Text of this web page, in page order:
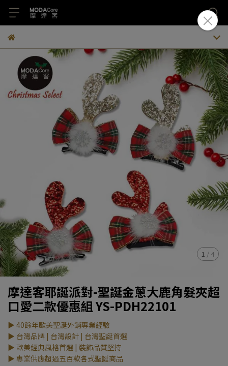
1 / 4
摩達客耶誕派對-聖誕金蔥大鹿角髮夾超
口愛二款優惠組 YS-PDH22101
▶ 40餘年歐美聖誕外銷專業經驗
▶ 台灣品牌 | 台灣設計 | 台灣聖誕首選
▶ 歐美經典風格首選 | 裝飾品質堅持
▶ 專業供應超過五百款各式聖誕商品